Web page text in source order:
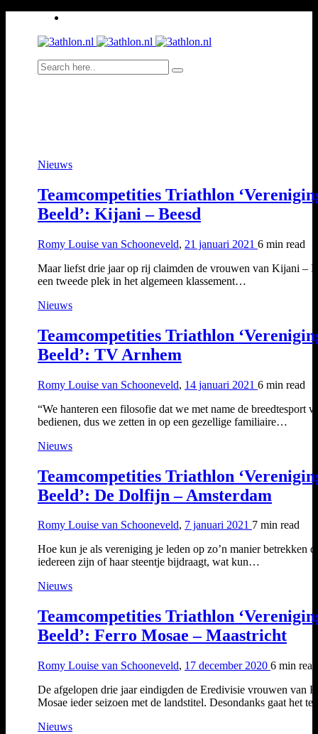
Nieuws
Teamcompetities Triathlon
Beeld’: Kijani – Beesd
Romy Louise van Schooneveld, 21 januari 2021 6 min read
Maar liefst drie jaar op rij claimden de vrouwen van Kijani –
een tweede plek in het algemeen klassement…
Nieuws
Teamcompetities Triathlon
Beeld’: TV Arnhem
Romy Louise van Schooneveld, 14 januari 2021 6 min read
“We hanteren een filosofie dat we met name de breedtesport
bedienen, dus we zetten in op een gezellige familiaire…
Nieuws
Teamcompetities Triathlon
Beeld’: De Dolfijn – Amsterdam
Romy Louise van Schooneveld, 7 januari 2021 7 min read
Hoe kun je als vereniging je leden op zo’n manier betrekken
iedereen zijn of haar steentje bijdraagt, wat kun…
Nieuws
Teamcompetities Triathlon
Beeld’: Ferro Mosae – Maastricht
Romy Louise van Schooneveld, 17 december 2020 6 min read
De afgelopen drie jaar eindigden de Eredivisie vrouwen van
Mosae ieder seizoen met de landstitel. Desondanks gaat het
Nieuws